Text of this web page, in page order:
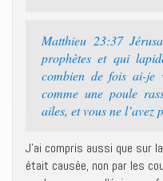
Matthieu 23:37
prophètes et qui
combien de fois ai-je
comme une poule
ailes, et vous ne l’avez
J’ai compris aussi que sur
était causée, non par les